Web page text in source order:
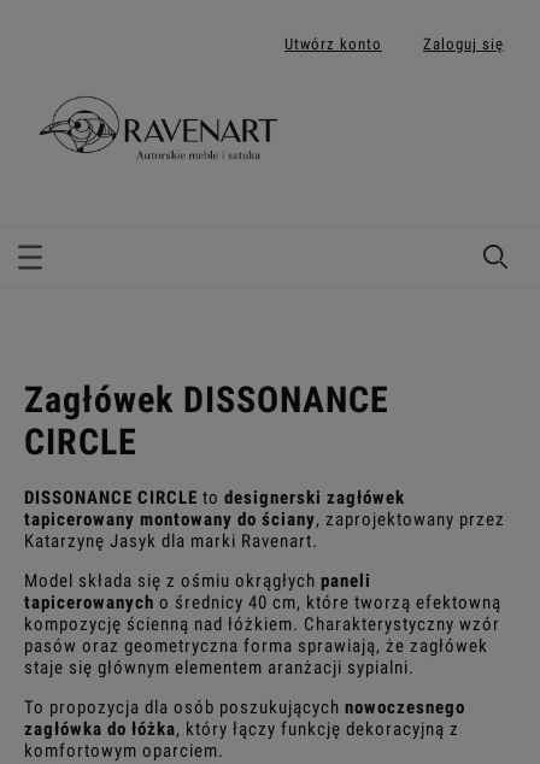
Utwórz konto Zaloguj się
Zagłówek DISSONANCE
CIRCLE
DISSONANCE CIRCLE to designerski zagłówek
tapicerowany montowany do ściany, zaprojektowany przez
Katarzynę Jasyk dla marki Ravenart.
Model składa się z ośmiu okrągłych paneli
tapicerowanych o średnicy 40 cm, które tworzą efektowną
kompozycję ścienną nad łóżkiem. Charakterystyczny wzór
pasów oraz geometryczna forma sprawiają, że zagłówek
staje się głównym elementem aranżacji sypialni.
To propozycja dla osób poszukujących nowoczesnego
zagłówka do łóżka, który łączy funkcję dekoracyjną z
komfortowym oparciem.